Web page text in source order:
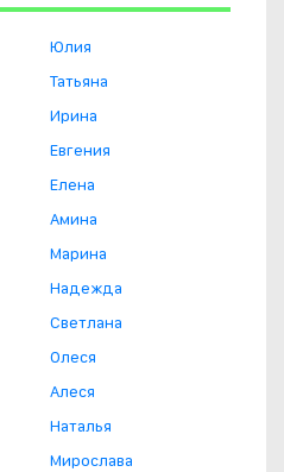
Юлия
Татьяна
Ирина
Евгения
Елена
Амина
Марина
Надежда
Светлана
Олеся
Алеся
Наталья
Мирослава